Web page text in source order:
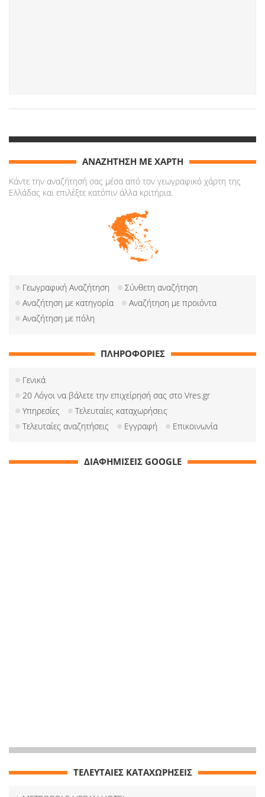
ΑΝΑΖΗΤΗΣΗ ΜΕ ΧΑΡΤΗ
Κάντε την αναζήτησή σας μέσα από τον γεωγραφικό χάρτη της
Ελλάδας και επιλέξτε κατόπιν άλλα κριτήρια.
Γεωγραφική Αναζήτηση
Σύνθετη αναζήτηση
Αναζήτηση με κατηγορία
Αναζήτηση με προιόντα
Αναζήτηση με πόλη
ΠΛΗΡΟΦΟΡΙΕΣ
Γενικά
20 Λόγοι να βάλετε την επιχείρησή σας στο Vres.gr
Υπηρεσίες
Τελευταίες καταχωρήσεις
Τελευταίες αναζητήσεις
Εγγραφή Επικοινωνία
ΔΙΑΦΗΜΙΣΕΙΣ GOOGLE
ΤΕΛΕΥΤΑΙΕΣ ΚΑΤΑΧΩΡΗΣΕΙΣ